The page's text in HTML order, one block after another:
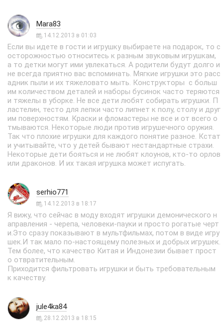
Mara83
14.12.2013 в 01:03
Если вы идете в гости и игрушку выбираете на подарок, то с
осторожностью относитесь к разным звуковым игрушкам,
а то детки могут ими увлекаться. А родители будут долго и
не всегда приятно вас вспоминать. Мягкие игрушки это расс
адник пыли и их тяжеловато мыть. Конструкторы с больш
им количеством деталей и наборы бусинок часто теряются
и тяжелы в уборке. Не все дети любят собирать игрушки. П
ластелин, тесто для лепки часто липнет к полу, столу и друг
им поверхностям. Краски и фломастеры не все и от всего о
тмываются. Некоторые люди против игрушечного оружия.
Так что плохие игрушки для каждого понятие разное. Кстат
и учитывайте, что у детей бывают нестандартные страхи.
Некоторые дети бояться и не любят клоунов, кто-то орлов
или драконов. И их такая игрушка может испугать.
serhio771
14.12.2013 в 18:17
Я вижу, что сейчас в моду входят игрушки демонического н
аправления - черепа, человеки-пауки и просто рогатые черт
и.Это сразу показывают в мультфильмах, потом в виде игру
шек.И так мало по-настоящему полезных и добрых игрушек.
Тем более, что качество Китая и Индонезии бывает прост
о отвратительным.
Приходится фильтровать игрушки и быть требовательным
к качеству.
jule4ka84
28.12.2013 в 18:15